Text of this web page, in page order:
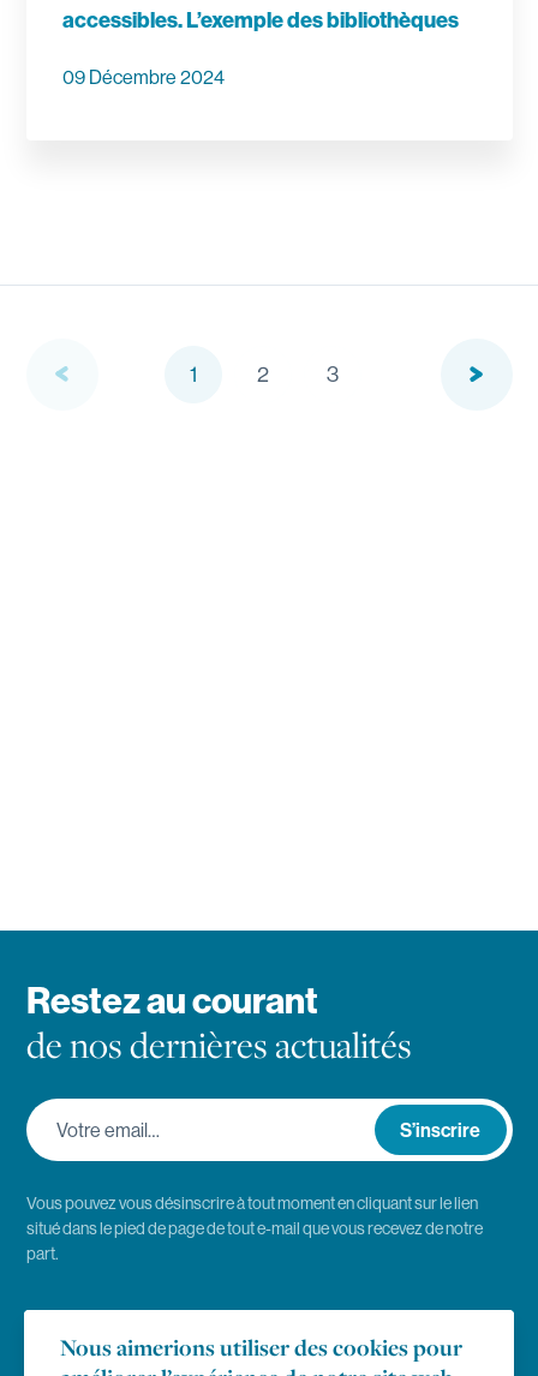
accessibles. L’exemple des bibliothèques
09 Décembre 2024
previous
1 2 3
next
Restez au courant
de nos dernières actualités
Votre email… S’inscrire
Vous pouvez vous désinscrire à tout moment en cliquant sur le lien
situé dans le pied de page de tout e-mail que vous recevez de notre
part.
Nous aimerions utiliser des cookies pour